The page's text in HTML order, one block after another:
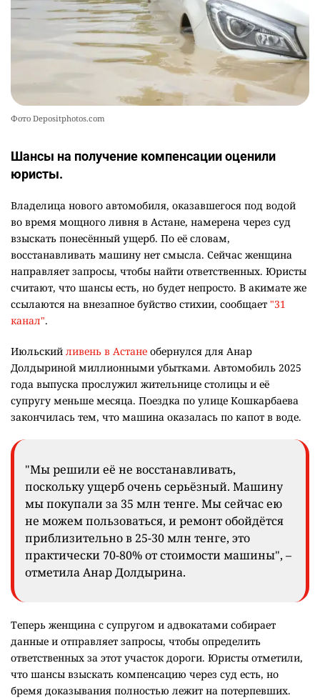
2541 5 17
Фото Depositphotos.com
Шансы на получение компенсации оценили
юристы.
Владелица нового автомобиля, оказавшегося под водой
во время мощного ливня в Астане, намерена через суд
взыскать понесённый ущерб. По её словам,
восстанавливать машину нет смысла. Сейчас женщина
направляет запросы, чтобы найти ответственных. Юристы
считают, что шансы есть, но будет непросто. В акимате же
ссылаются на внезапное буйство стихии, сообщает "31
канал".
Июльский ливень в Астане обернулся для Анар
Долдыриной миллионными убытками. Автомобиль 2025
года выпуска прослужил жительнице столицы и её
супругу меньше месяца. Поездка по улице Кошкарбаева
закончилась тем, что машина оказалась по капот в воде.
"Мы решили её не восстанавливать,
поскольку ущерб очень серьёзный. Машину
мы покупали за 35 млн тенге. Мы сейчас ею
не можем пользоваться, и ремонт обойдётся
приблизительно в 25-30 млн тенге, это
практически 70-80% от стоимости машины", –
отметила Анар Долдырина.
Теперь женщина с супругом и адвокатами собирает
данные и отправляет запросы, чтобы определить
ответственных за этот участок дороги. Юристы отметили,
что шансы взыскать компенсацию через суд есть, но
бремя доказывания полностью лежит на потерпевших.